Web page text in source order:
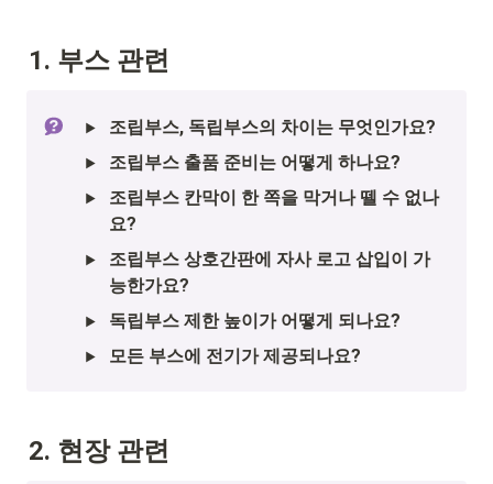
1. 부스 관련
조립부스, 독립부스의 차이는 무엇인가요?
조립부스 출품 준비는 어떻게 하나요?
조립부스 칸막이 한 쪽을 막거나 뗄 수 없나
요?
조립부스 상호간판에 자사 로고 삽입이 가
능한가요?
독립부스 제한 높이가 어떻게 되나요?
모든 부스에 전기가 제공되나요?
2. 현장 관련